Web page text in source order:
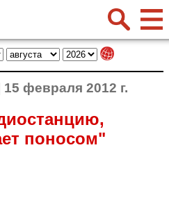
15 февраля 2012 г.
поносом"